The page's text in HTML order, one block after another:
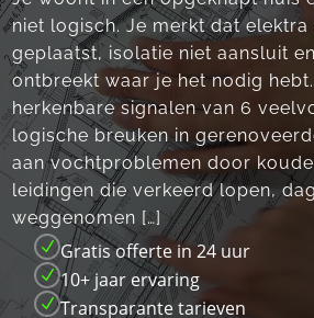
niet logisch.​ Je merkt dat elektra
geplaatst, isolatie niet aansluit
ontbreekt waar je het nodig
herkenbare signalen van 6
logische breuken in
aan vochtproblemen door
leidingen die verkeerd lopen,
weggenomen […]
N Gratis offerte in 24 uur
N 10+ jaar ervaring
N Transparante tarieven